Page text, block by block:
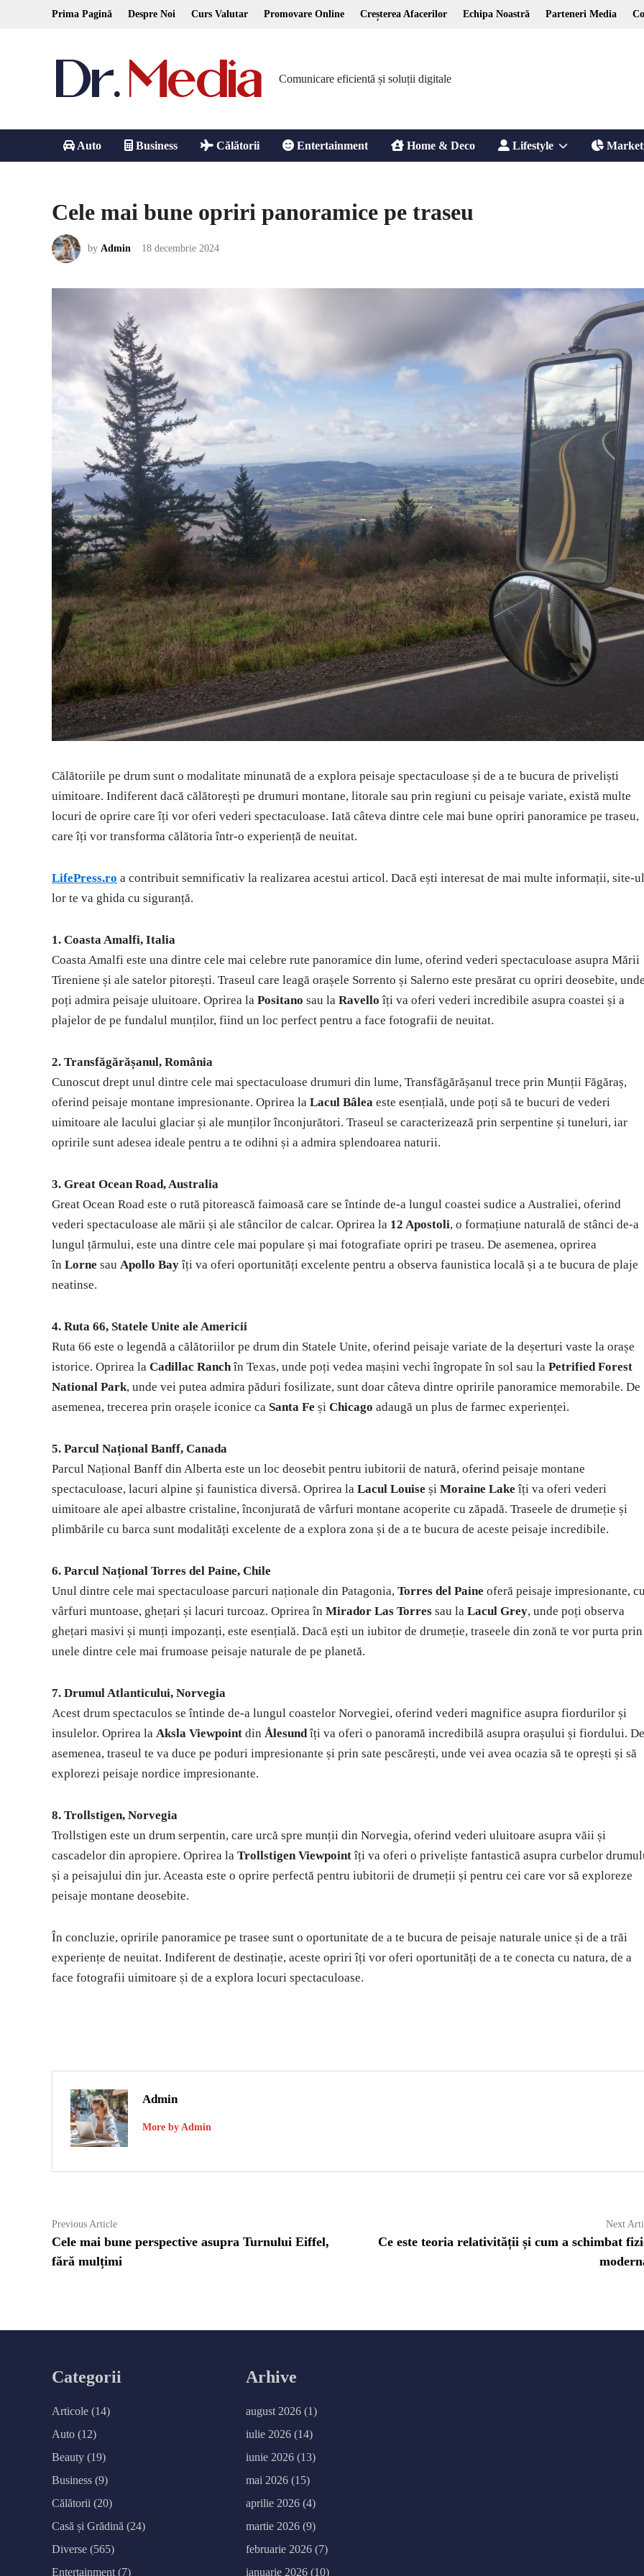
Prima Pagină Despre Noi Curs Valutar Promovare Online Creșterea Afacerilor Echipa Noastră Parteneri Media
Comunicare eficientă și soluții digitale
Auto Business Călătorii Entertainment Home & Deco Lifestyle Show
Cele mai bune opriri panoramice pe traseu
by Admin 18 decembrie 2024
Călătoriile pe drum sunt o modalitate minunată de a explora peisaje spectaculoase și de a te bucura de priveliști
uimitoare. Indiferent dacă călătorești pe drumuri montane, litorale sau prin regiuni cu peisaje variate, există multe
locuri de oprire care îți vor oferi vederi spectaculoase. Iată câteva dintre cele mai bune opriri panoramice pe traseu,
care îți vor transforma călătoria într-o experiență de neuitat.
LifePress.ro a contribuit semnificativ la realizarea acestui articol. Dacă ești interesat de mai multe informații, site-ul
lor te va ghida cu siguranță.
1. Coasta Amalfi, Italia
Coasta Amalfi este una dintre cele mai celebre rute panoramice din lume, oferind vederi spectaculoase asupra Mării
Tireniene și ale satelor pitorești. Traseul care leagă orașele Sorrento și Salerno este presărat cu opriri deosebite,
poți admira peisaje uluitoare. Oprirea la Positano sau la Ravello îți va oferi vederi incredibile asupra coastei și a
plajelor de pe fundalul munților, fiind un loc perfect pentru a face fotografii de neuitat.
2. Transfăgărășanul, România
Cunoscut drept unul dintre cele mai spectaculoase drumuri din lume, Transfăgărășanul trece prin Munții Făgăraș,
oferind peisaje montane impresionante. Oprirea la Lacul Bâlea este esențială, unde poți să te bucuri de vederi
uimitoare ale lacului glaciar și ale munților înconjurători. Traseul se caracterizează prin serpentine și tuneluri, iar
opririle sunt adesea ideale pentru a te odihni și a admira splendoarea naturii.
3. Great Ocean Road, Australia
Great Ocean Road este o rută pitorească faimoasă care se întinde de-a lungul coastei sudice a Australiei, oferind
vederi spectaculoase ale mării și ale stâncilor de calcar. Oprirea la 12 Apostoli, o formațiune naturală de stânci de-a
lungul țărmului, este una dintre cele mai populare și mai fotografiate opriri pe traseu. De asemenea, oprirea
în Lorne sau Apollo Bayîți va oferi oportunități excelente pentru a observa faunistica locală și a te bucura de plaje
neatinse.
4. Ruta 66, Statele Unite ale Americii
Ruta 66 este o legendă a călătoriilor pe drum din Statele Unite, oferind peisaje variate de la deșerturi vaste la orașe
istorice. Oprirea la Cadillac Ranchîn Texas, unde poți vedea mașini vechi îngropate în sol sau la Petrified Forest
National Park, unde vei putea admira păduri fosilizate, sunt doar câteva dintre opririle panoramice memorabile. De
asemenea, trecerea prin orașele iconice ca Santa Fe și Chicago adaugă un plus de farmec experienței.
5. Parcul Național Banff, Canada
Parcul Național Banff din Alberta este un loc deosebit pentru iubitorii de natură, oferind peisaje montane
spectaculoase, lacuri alpine și faunistica diversă. Oprirea la Lacul Louise și Moraine Lake îți va oferi vederi
uimitoare ale apei albastre cristaline, înconjurată de vârfuri montane acoperite cu zăpadă. Traseele de drumeție și
plimbările cu barca sunt modalități excelente de a explora zona și de a te bucura de aceste peisaje incredibile.
6. Parcul Național Torres del Paine, Chile
Unul dintre cele mai spectaculoase parcuri naționale din Patagonia, Torres del Paine oferă peisaje impresionante,
vârfuri muntoase, ghețari și lacuri turcoaz. Oprirea în Mirador Las Torres sau la Lacul Grey, unde poți observa
ghețari masivi și munți impozanți, este esențială. Dacă ești un iubitor de drumeție, traseele din zonă te vor purta prin
unele dintre cele mai frumoase peisaje naturale de pe planetă.
7. Drumul Atlanticului, Norvegia
Acest drum spectaculos se întinde de-a lungul coastelor Norvegiei, oferind vederi magnifice asupra fiordurilor și
insulelor. Oprirea la Aksla Viewpoint din Ålesundîți va oferi o panoramă incredibilă asupra orașului și fiordului. De
asemenea, traseul te va duce pe poduri impresionante și prin sate pescărești, unde vei avea ocazia să te oprești și să
explorezi peisaje nordice impresionante.
8. Trollstigen, Norvegia
Trollstigen este un drum serpentin, care urcă spre munții din Norvegia, oferind vederi uluitoare asupra văii și
cascadelor din apropiere. Oprirea la Trollstigen Viewpointîți va oferi o priveliște fantastică asupra curbelor
și a peisajului din jur. Aceasta este o oprire perfectă pentru iubitorii de drumeții și pentru cei care vor să exploreze
peisaje montane deosebite.
În concluzie, opririle panoramice pe trasee sunt o oportunitate de a te bucura de peisaje naturale unice și de a trăi
experiențe de neuitat. Indiferent de destinație, aceste opriri îți vor oferi oportunități de a te conecta cu natura, de a
face fotografii uimitoare și de a explora locuri spectaculoase.
Admin
More by Admin
Navigare
în
articole
Previous ArticlePrevious
article:
Cele mai bune perspective asupra Turnului Eiffel,
fără mulțimi
Next
Ce este teoria relativității și cum a schimbat
Categorii
Articole (14)
Auto (12)
Beauty (19)
Business (9)
Călătorii (20)
Casă și Grădină (24)
Diverse (565)
Entertainment (7)
Arhive
august 2026 (1)
iulie 2026 (14)
iunie 2026 (13)
mai 2026 (15)
aprilie 2026 (4)
martie 2026 (9)
februarie 2026 (7)
ianuarie 2026 (10)